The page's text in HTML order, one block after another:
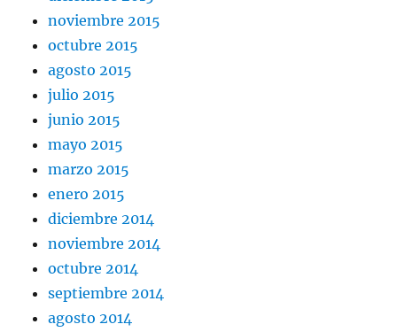
noviembre 2015
octubre 2015
agosto 2015
julio 2015
junio 2015
mayo 2015
marzo 2015
enero 2015
diciembre 2014
noviembre 2014
octubre 2014
septiembre 2014
agosto 2014